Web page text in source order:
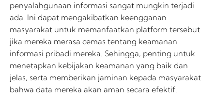
penyalahgunaan informasi sangat mungkin terjadi
ada. Ini dapat mengakibatkan keengganan
masyarakat untuk memanfaatkan platform tersebut
jika mereka merasa cemas tentang keamanan
informasi pribadi mereka. Sehingga, penting untuk
menetapkan kebijakan keamanan yang baik dan
jelas, serta memberikan jaminan kepada masyarakat
bahwa data mereka akan aman secara efektif.